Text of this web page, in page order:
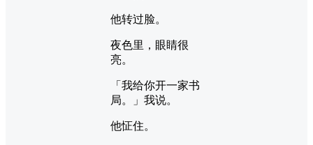
他转过脸。
夜色里，眼睛很
亮。
「我给你开一家书
局。」我说。
他怔住。